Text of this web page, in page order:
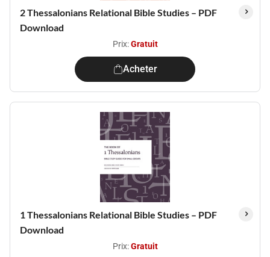
2 Thessalonians Relational Bible Studies – PDF
Download
Prix:Gratuit
Acheter
1 Thessalonians Relational Bible Studies – PDF
Download
Prix:Gratuit